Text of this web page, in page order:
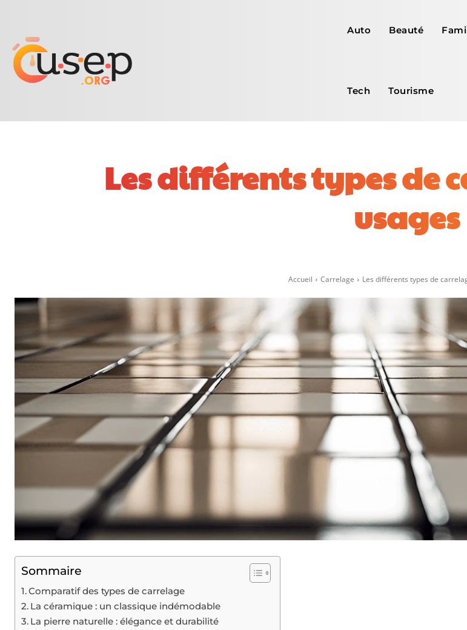
Auto Beauté
Tech Tourisme
Les différents types de
usages
Accueil Carrelage Les différents types de
Sommaire
Comparatif des types de carrelage
La céramique : un classique indémodable
La pierre naturelle : élégance et durabilité